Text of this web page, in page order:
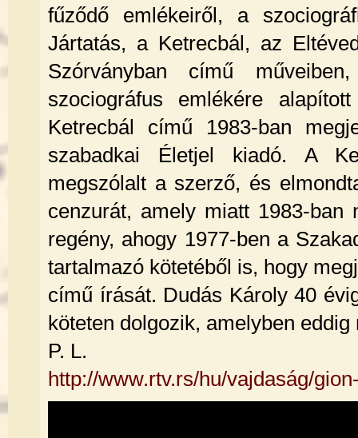
fűződő emlékeiről, a
Jártatás, a Ketrecbál, az
Szórványban című
szociográfus emlékére
Ketrecbál című 1983-ban
szabadkai Életjel kiadó. A
megszólalt a szerző, és
cenzurát, amely miatt 1983-ban
regény, ahogy 1977-ben a
tartalmazó kötetéből is, hogy
című írását. Dudás Károly 40
köteten dolgozik, amelyben
P. L.
http://www.rtv.rs/hu/vajdaság/